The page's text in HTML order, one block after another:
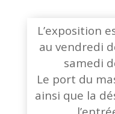
L’exposition
au vendredi
samedi
Le port du
ainsi que la